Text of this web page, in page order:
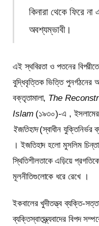
কিনারা থেকে ফিরে
অবশ্যম্ভাবী।
এই স্থবিরতা ও পতনের
বুদ্ধিবৃত্তিক ভিত্তি পুনর্গঠনের
বক্তৃতামালা, The
Islam(১৯৩০)-এ , ইসলামের
ইজতিহাদ(স্বাধীন যুক্তিনির্ভর
। ইজতিহাদ হলো মুসলিম
স্থিতিশীলতাকে এড়িয়ে
মূলনীতিগুলোকে ধরে রেখে ।
ইকবালের খুদীতত্ত্ব ব্যক্তি-
ব্যক্তিস্বাতন্ত্র্যবাদের বিপদ